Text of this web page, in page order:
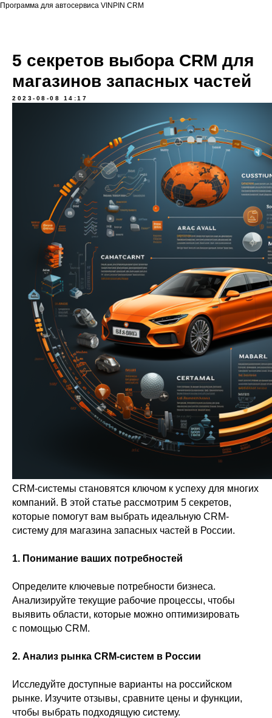
Программа для автосервиса VINPIN CRM
5 секретов выбора CRM для
магазинов запасных частей
2023-08-08 14:17
CRM-системы становятся ключом к успеху для многих
компаний. В этой статье рассмотрим 5 секретов,
которые помогут вам выбрать идеальную CRM-
систему для магазина запасных частей в России.
1. Понимание ваших потребностей
Определите ключевые потребности бизнеса.
Анализируйте текущие рабочие процессы, чтобы
выявить области, которые можно оптимизировать
с помощью CRM.
2. Анализ рынка CRM-систем в России
Исследуйте доступные варианты на российском
рынке. Изучите отзывы, сравните цены и функции,
чтобы выбрать подходящую систему.